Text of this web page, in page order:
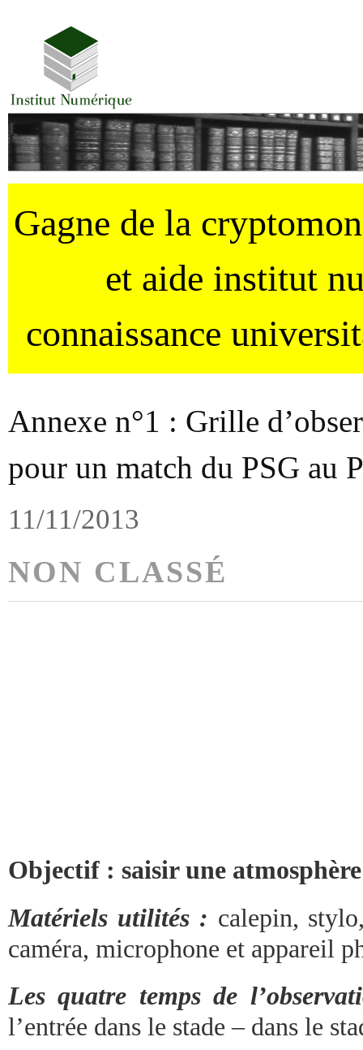
Gagne de la
et aide institut
connaissance
Annexe n°1 : Grille
pour un match du PSG au
11/11/2013
NON CLASSÉ
Objectif : saisir une atmosphère
Matériels utilités : calepin,
caméra, microphone et appareil
Les quatre temps de
l’entrée dans le stade – dans le